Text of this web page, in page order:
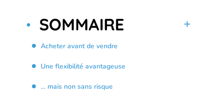
SOMMAIRE
Acheter avant de vendre
Une flexibilité avantageuse
… mais non sans risque